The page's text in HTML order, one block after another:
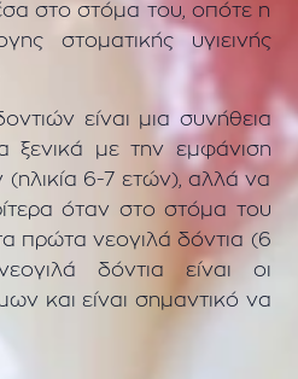
στο στόμα του, οπότε η
στοματικής υγιεινής
είναι μια συνήθεια
ξενικά με την εμφάνιση
6-7 ετών), αλλά να
όταν στο στόμα του
πρώτα νεογιλά δόντια (6
δόντια είναι οι
και είναι σημαντικό να